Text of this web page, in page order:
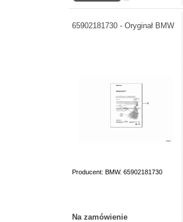
65902181730 - Oryginał BMW
Producent: BMW. 65902181730
Na zamówienie